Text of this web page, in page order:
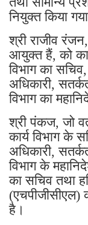
नियुक्त किया
श्री राजीव
आयुक्त हैं, को
विभाग का
अधिकारी,
विभाग का
श्री पंकज, जो
कार्य विभाग के
अधिकारी,
विभाग के
का सचिव तथा
(एचपीजीसीएल)
है।